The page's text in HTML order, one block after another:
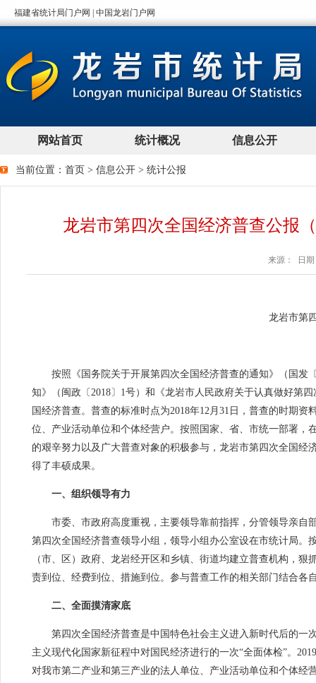
当前位置： 首页 > 信息公开 > 统计公报
龙岩市第四次全国经济普查公报
来源： 日期
龙岩市第四
按照《国务院关于开展第四次全国经济普查的通知》（国发
知》（闽政〔2018〕1号）和《龙岩市人民政府关于认真做好第
国经济普查。普查的标准时点为2018年12月31日，普查的时期
位、产业活动单位和个体经营户。按照国家、省、市统一部署
的艰辛努力以及广大普查对象的积极参与，龙岩市第四次全国
得了丰硕成果。
一、组织领导有力
市委、市政府高度重视，主要领导靠前指挥，分管领导亲自
第四次全国经济普查领导小组，领导小组办公室设在市统计局。
（市、区）政府、龙岩经开区和乡镇、街道均建立普查机构，
责到位、经费到位、措施到位。参与普查工作的相关部门结合
二、全面摸清家底
第四次全国经济普查是中国特色社会主义进入新时代后的一
主义现代化国家新征程中对国民经济进行的一次“全面体检”。
对我市第二产业和第三产业的法人单位、产业活动单位和个体